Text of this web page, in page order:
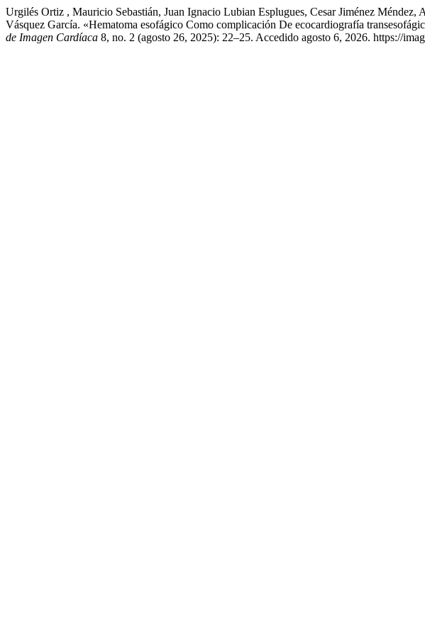
Urgilés Ortiz , Mauricio Sebastián, Juan Ignacio Lubian Esplugues, Cesar Jiménez
Vásquez García. «Hematoma esofágico Como complicación De ecocardiografía
de Imagen Cardíaca 8, no. 2 (agosto 26, 2025): 22–25. Accedido agosto 6, 2026. https://